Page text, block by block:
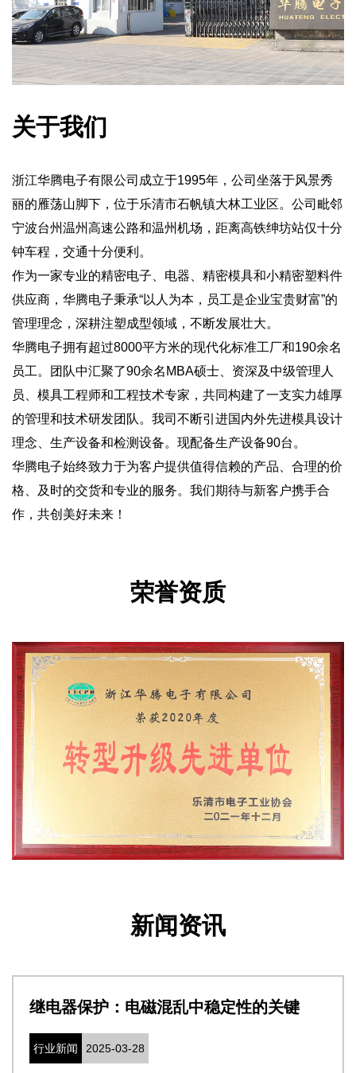
关于我们
浙江华腾电子有限公司成立于1995年，公司坐落于风景秀
丽的雁荡山脚下，位于乐清市石帆镇大林工业区。公司毗邻
宁波台州温州高速公路和温州机场，距离高铁绅坊站仅十分
钟车程，交通十分便利。
作为一家专业的精密电子、电器、精密模具和小精密塑料件
供应商，华腾电子秉承“以人为本，员工是企业宝贵财富”的
管理理念，深耕注塑成型领域，不断发展壮大。
华腾电子拥有超过8000平方米的现代化标准工厂和190余名
员工。团队中汇聚了90余名MBA硕士、资深及中级管理人
员、模具工程师和工程技术专家，共同构建了一支实力雄厚
的管理和技术研发团队。我司不断引进国内外先进模具设计
理念、生产设备和检测设备。现配备生产设备90台。
华腾电子始终致力于为客户提供值得信赖的产品、合理的价
格、及时的交货和专业的服务。我们期待与新客户携手合
作，共创美好未来！
荣誉资质
新闻资讯
的关键 从PCB到外壳：确保安全连接